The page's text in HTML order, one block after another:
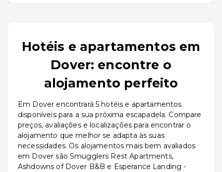
Hotéis e apartamentos em
Dover: encontre o
alojamento perfeito
Em Dover encontrará 5 hotéis e apartamentos
disponíveis para a sua próxima escapadela. Compare
preços, avaliações e localizações para encontrar o
alojamento que melhor se adapta às suas
necessidades. Os alojamentos mais bem avaliados
em Dover são Smugglers Rest Apartments,
Ashdowns of Dover B&B e Esperance Landing -